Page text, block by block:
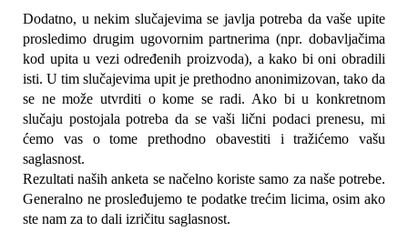
Dodatno, u nekim slučajevima se javlja potreba da vaše upite
prosledimo drugim ugovornim partnerima (npr. dobavljačima
kod upita u vezi određenih proizvoda), a kako bi oni obradili
isti. U tim slučajevima upit je prethodno anonimizovan, tako da
se ne može utvrditi o kome se radi. Ako bi u konkretnom
slučaju postojala potreba da se vaši lični podaci prenesu, mi
ćemo vas o tome prethodno obavestiti i tražićemo vašu
saglasnost.
Rezultati naših anketa se načelno koriste samo za naše potrebe.
Generalno ne prosleđujemo te podatke trećim licima, osim ako
ste nam za to dali izričitu saglasnost.